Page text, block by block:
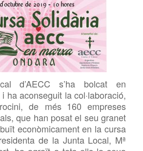
d’AECC s’ha bolcat en
i ha aconseguit la col·laboració,
de més 160 empreses
que han posat el seu granet
econòmicament en la cursa
de la Junta Local, Mª